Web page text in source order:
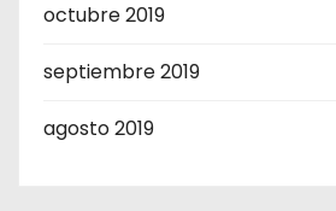
octubre 2019
septiembre 2019
agosto 2019